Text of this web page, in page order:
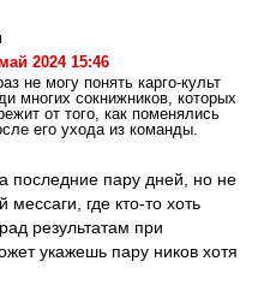
2024 15:46
не могу понять карго-культ
многих сокнижников, которых
от того, как поменялись
его ухода из команды.
последние пару дней, но не
мессаги, где кто-то хоть
результатам при
укажешь пару ников хотя